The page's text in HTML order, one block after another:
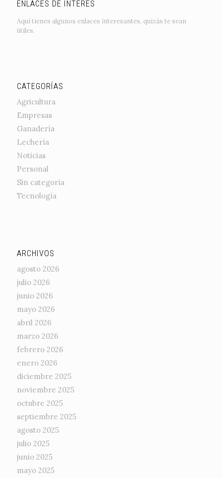
ENLACES DE INTERÉS
Aquí tienes algunos enlaces interesantes, quizás te sean
útiles.
CATEGORÍAS
Agricultura
Empresas
Ganadería
Lechería
Noticias
Personal
Sin categoría
Tecnología
ARCHIVOS
agosto 2026
julio 2026
junio 2026
mayo 2026
abril 2026
marzo 2026
febrero 2026
enero 2026
diciembre 2025
noviembre 2025
octubre 2025
septiembre 2025
agosto 2025
julio 2025
junio 2025
mayo 2025